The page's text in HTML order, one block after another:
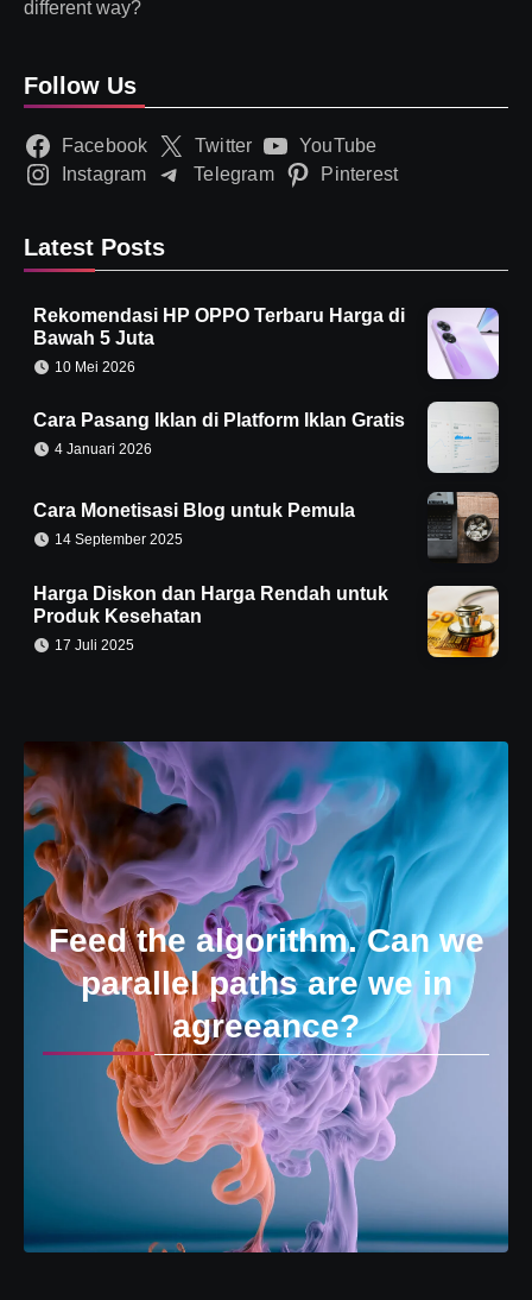
different way?
Follow Us
Facebook Twitter
YouTube
Instagram
Telegram Pinterest
Latest Posts
Rekomendasi HP OPPO Terbaru Harga di
Bawah 5 Juta
10 Mei 2026
Cara Pasang Iklan di Platform Iklan Gratis
4 Januari 2026
Cara Monetisasi Blog untuk Pemula
14 September 2025
Harga Diskon dan Harga Rendah untuk
Produk Kesehatan
17 Juli 2025
Feed the algorithm. Can we
parallel paths are we in
agreeance?